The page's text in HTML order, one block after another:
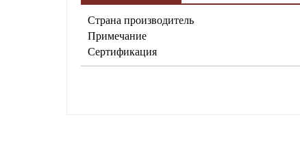
Страна производитель
Примечание
Сертификация